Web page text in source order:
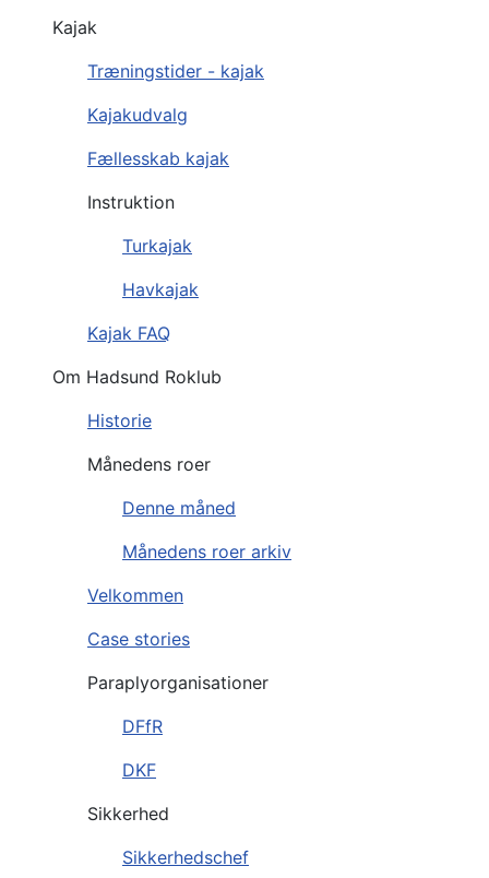
Kajak
Træningstider - kajak
Kajakudvalg
Fællesskab kajak
Instruktion
Turkajak
Havkajak
Kajak FAQ
Om Hadsund Roklub
Historie
Månedens roer
Denne måned
Månedens roer arkiv
Velkommen
Case stories
Paraplyorganisationer
DFfR
DKF
Sikkerhed
Sikkerhedschef